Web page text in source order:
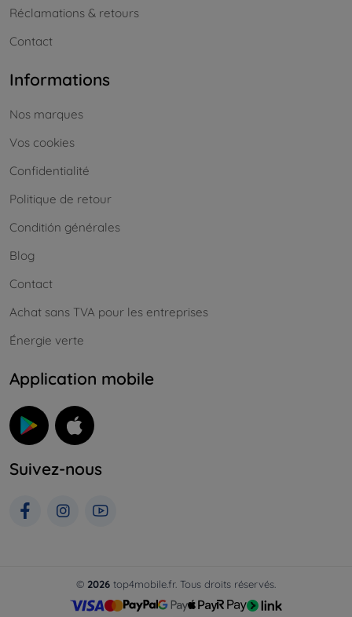
Réclamations & retours
Contact
Informations
Nos marques
Vos cookies
Confidentialité
Politique de retour
Conditión générales
Blog
Contact
Achat sans TVA pour les entreprises
Énergie verte
Application mobile
Suivez-nous
© 2026 top4mobile.fr. Tous droits réservés.